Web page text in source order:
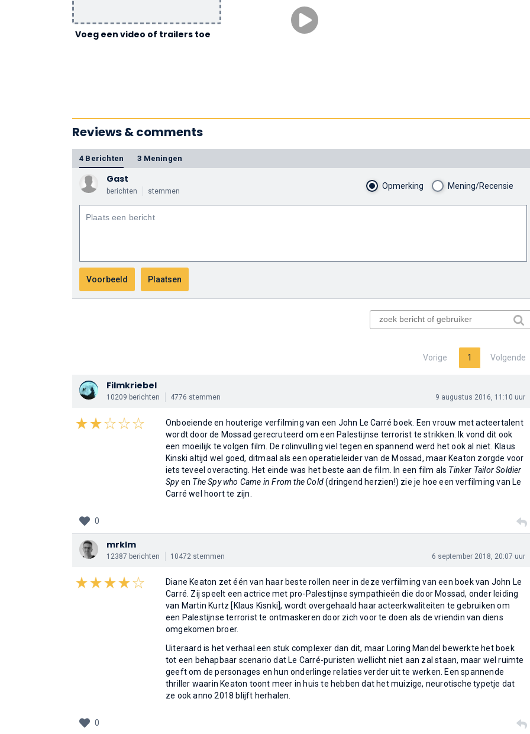
Voeg een video of trailers toe
Reviews & comments
4 Berichten 3 Meningen
Gast
berichten stemmen
Opmerking Mening/Recensie
Vorige 1 Volgende
Filmkriebel
10209 berichten 4776 stemmen 9 augustus 2016, 11:10 uur
Onboeiende en houterige verfilming van een John Le Carré boek. Een vrouw met acteertalent
wordt door de Mossad gerecruteerd om een Palestijnse terrorist te strikken. Ik vond dit ook
een moeilijk te volgen film. De rolinvulling viel tegen en spannend werd het ook al niet. Klaus
Kinski altijd wel goed, ditmaal als een operatieleider van de Mossad, maar Keaton zorgde voor
iets teveel overacting. Het einde was het beste aan de film. In een film als Tinker Tailor Soldier
Spyen The Spy who Came in From the Cold(dringend herzien!) zie je hoe een verfilming van Le
Carré wel hoort te zijn.
0
mrklm
12387 berichten 10472 stemmen 6 september 2018, 20:07 uur
Diane Keaton zet één van haar beste rollen neer in deze verfilming van een boek van John Le
Carré. Zij speelt een actrice met pro-Palestijnse sympathieën die door Mossad, onder leiding
van Martin Kurtz [Klaus Kisnki], wordt overgehaald haar acteerkwaliteiten te gebruiken om
een Palestijnse terrorist te ontmaskeren door zich voor te doen als de vriendin van diens
omgekomen broer.
Uiteraard is het verhaal een stuk complexer dan dit, maar Loring Mandel bewerkte het boek
tot een behapbaar scenario dat Le Carré-puristen wellicht niet aan zal staan, maar wel ruimte
geeft om de personages en hun onderlinge relaties verder uit te werken. Een spannende
thriller waarin Keaton toont meer in huis te hebben dat het muizige, neurotische typetje dat
ze ook anno 2018 blijft herhalen.
0